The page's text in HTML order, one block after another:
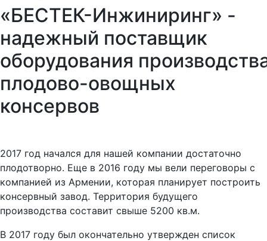
«БЕСТЕК-Инжиниринг» -
надежный поставщик
оборудования
плодово-овощных
консервов
2017 год начался для нашей компании достаточно
плодотворно. Еще в 2016 году мы вели переговоры с
компанией из Армении, которая планирует построить
консервный завод. Территория будущего
производства составит свыше 5200 кв.м.
В 2017 году был окончательно утвержден список